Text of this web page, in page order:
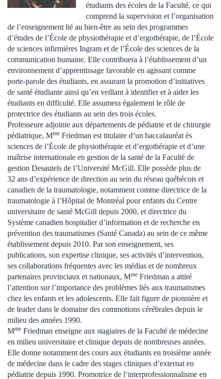
étudiants des écoles de la Faculté, ce qui
comprend la supervision et l’organisation
de l’enseignement lié au bien-être au sein des programmes
d’études de l’École de physiothérapie et d’ergothérapie, de l’École
de sciences infirmières Ingram et de l’École des sciences de la
communication humaine. Elle contribuera à l’établissement d’un
environnement d’apprentissage favorable en agissant comme
porte-parole des étudiants, en assurant la promotion d’initiatives
de santé étudiante ainsi qu’en veillant à identifier et à aider les
étudiants en difficulté. Elle assumera également le rôle de
protectrice des étudiants au sein des trois écoles.
Professeure adjointe aux départements de pédiatrie et de chirurgie
pédiatrique, Mme Friedman est titulaire d’un baccalauréat ès
sciences de l’École de physiothérapie et d’ergothérapie et d’une
maîtrise internationale en gestion de la santé de la Faculté de
gestion Desautels de l’Université McGill. Elle possède plus de
32 ans d’expérience de direction au sein du réseau québécois et
canadien de la traumatologie, notamment comme directrice de la
traumatologie à l’Hôpital de Montréal pour enfants du Centre
universitaire de santé McGill depuis 2000, et directrice du
Système canadien hospitalier d’information et de recherche en
prévention des traumatismes (Santé Canada) au sein de ce même
établissement depuis 2010. Par son enseignement, ses
publications, son expertise clinique, ses activités d’intervention,
ses collaborations fréquentes avec les médias et de nombreux
partenaires provinciaux et nationaux, Mme Friedman a attiré
l’attention sur l’importance des problèmes liés aux traumatismes
chez les enfants et les adolescents. Elle fait figure de pionnière et
de leader dans le domaine des commotions cérébrales depuis le
milieu des années 1990.
Mme Friedman enseigne aux stagiaires de la Faculté de médecine
en milieu universitaire et clinique depuis de nombreuses années.
Elle donne notamment des cours aux étudiants en troisième année
de médecine dans le cadre des stages cliniques d’externat en
pédiatrie depuis 1990. Promotrice de l’interprofessionnalisme en